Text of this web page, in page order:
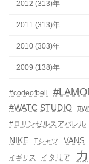
2012 (313)年
2011 (313)年
2010 (303)年
2009 (138)年
#codeofbell
#WATC STUDIO
#ロサンゼルスアパレル
NIKE
Tシャツ VANS
イギリス イタリア